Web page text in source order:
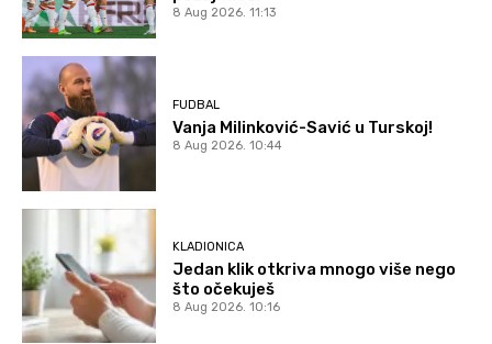
8 Aug 2026. 11:13
FUDBAL
Vanja Milinković-Savić u Turskoj!
8 Aug 2026. 10:44
KLADIONICA
Jedan klik otkriva mnogo više nego
što očekuješ
8 Aug 2026. 10:16